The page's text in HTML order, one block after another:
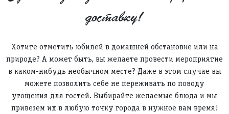
доставку!
Хотите отметить юбилей в домашней обстановке или на
природе? А может быть, вы желаете провести мероприятие
в каком-нибудь необычном месте? Даже в этом случае вы
можете позволить себе не переживать по поводу
угощения для гостей. Выбирайте желаемые блюда и мы
привезем их в любую точку города в нужное вам время!